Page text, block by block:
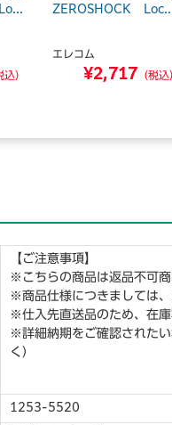
込）
ZEROSHOCK
エレコム
¥2,717 （税込
【ご注意事項】
※こちらの商品は返品不可商
※商品仕様につきましては
※仕入先直送品のため、在
※詳細納期をご確認された
く）
1253-5520